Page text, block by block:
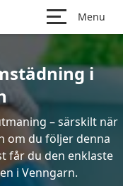
Menu
i
– särskilt när
om du följer denna
får du den enklaste
i Venngarn.